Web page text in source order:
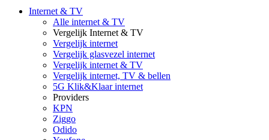
Internet & TV
Alle internet & TV
Vergelijk Internet & TV
Vergelijk internet
Vergelijk glasvezel internet
Vergelijk internet & TV
Vergelijk internet, TV & bellen
5G Klik&Klaar internet
Providers
KPN
Ziggo
Odido